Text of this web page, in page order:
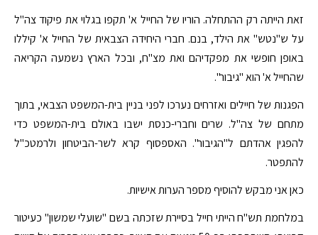
זאת הייתה רק ההתחלה. הוריו של החייל א' תקפו בגלוי את פיקוד צה"ל
על ש"נטש" את הילד, בנם. חברי היחידה הצבאית של החייל א' קיללו
באופן חופשי את מפקדיהם ואת מצ"ח, ובכל הארץ נשמעה הקריאה
שהחייל א' הוא "גיבור".
הפגנות של חיילים ואזרחים נערכו לפני בניין בית-המשפט הצבאי, בתוך
מתחם של צה"ל. שרים וחברי-כנסת ישבו באולם בית-המשפט כדי
להפגין אהדתם ל"הגיבור". האספסוף קרא לשר-הביטחון ולרמטכ"ל
להתפטר.
כאן אני מבקש להוסיף מספר הערות אישיות.
במלחמת תש"ח הייתי חייל בסיירת שזכתה בשם "שועלי שמשון" כעיטור